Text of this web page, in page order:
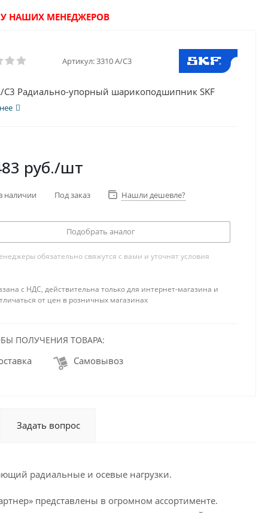
У НАШИХ МЕНЕДЖЕРОВ
Артикул:3310 A/C3
C3 Радиально-упорный шарикоподшипник SKF
руб./шт
наличии Под заказ Нашли дешевле?
Подобрать аналог
обязательно свяжутся с вами и уточнят условия
с НДС, действительна только для интернет-магазина и
от цен в розничных магазинах
ПОЛУЧЕНИЯ ТОВАРА:
Самовывоз
Задать вопрос
радиальные и осевые нагрузки.
представлены в огромном ассортименте.